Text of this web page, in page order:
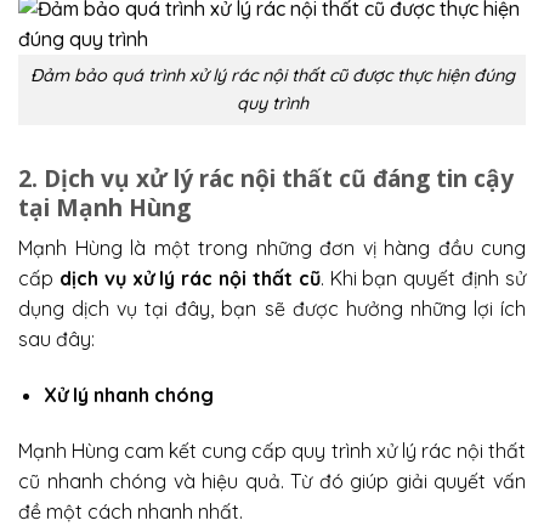
Đảm bảo quá trình xử lý rác nội thất cũ được thực hiện đúng
quy trình
2. Dịch vụ xử lý rác nội thất cũ đáng tin cậy
tại Mạnh Hùng
Mạnh Hùng là một trong những đơn vị hàng đầu cung
cấp dịch vụ xử lý rác nội thất cũ. Khi bạn quyết định sử
dụng dịch vụ tại đây, bạn sẽ được hưởng những lợi ích
sau đây:
Xử lý nhanh chóng
Mạnh Hùng cam kết cung cấp quy trình xử lý rác nội thất
cũ nhanh chóng và hiệu quả. Từ đó giúp giải quyết vấn
đề một cách nhanh nhất.